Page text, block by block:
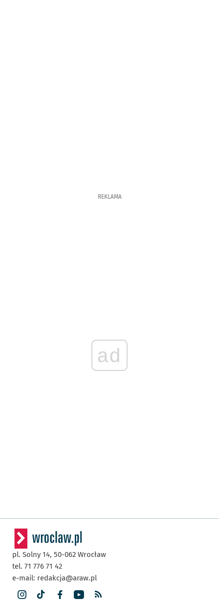
REKLAMA
ad
pl. Solny 14, 50-062 Wrocław
tel. 71 776 71 42
e-mail: redakcja@araw.pl